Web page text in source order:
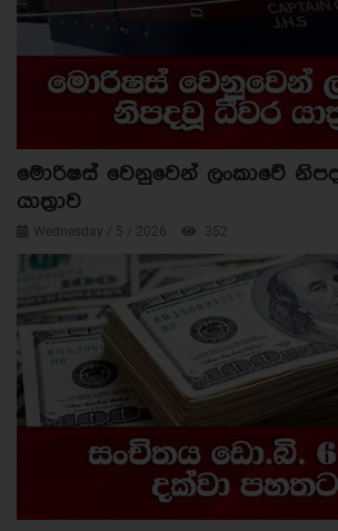
මොරිෂස් වෙනුවෙන් ලංකාවේ
යාත්‍රාව
Wednesday / 5 / 2026 352